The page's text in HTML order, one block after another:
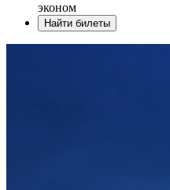
эконом
Найти билеты